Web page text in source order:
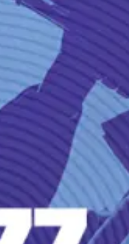
por la ciudad